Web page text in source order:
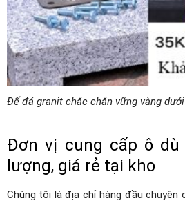
Đế đá granit chắc chắn vững vàng
Đơn vị cung cấp ô
lượng, giá rẻ tại kho
Chúng tôi là địa chỉ hàng đầu chuyên